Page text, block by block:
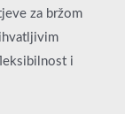
za bržom
i